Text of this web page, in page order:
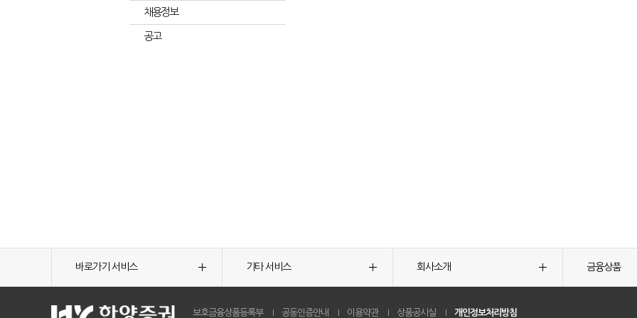
채용정보
공고
바로가기 서비스 기타 서비스 회사소개 금융상품
보호금융상품등록부 공동인증안내 이용약관 상품공시실 개인정보처리방침